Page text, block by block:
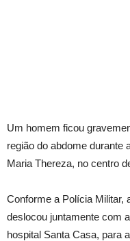
Um homem ficou
região do abdome durante
Maria Thereza, no centro
Conforme a Polícia Militar,
deslocou juntamente com
hospital Santa Casa, para